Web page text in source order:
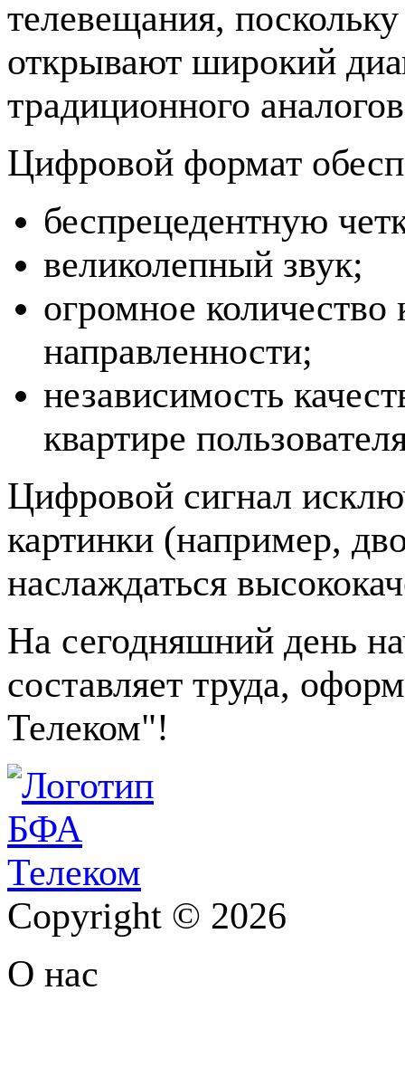
телевещания,
открывают широкий
традиционного
Цифровой формат
беспрецедентную
великолепный звук;
огромное количество
направленности;
независимость
квартире
Цифровой сигнал
картинки (например,
наслаждаться
На сегодняшний день
составляет труда,
Телеком"!
Copyright © 2026
О нас